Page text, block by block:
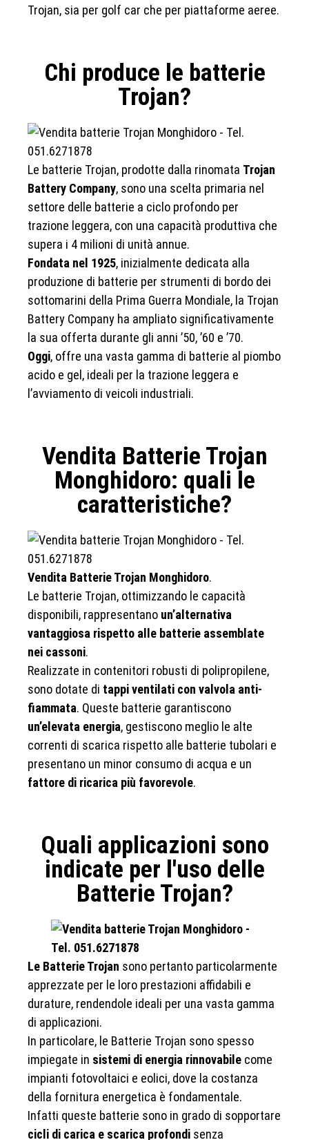
Trojan, sia per golf car che per piattaforme aeree.
Chi produce le batterie
Trojan?
Le batterie Trojan, prodotte dalla rinomata Trojan
Battery Company, sono una scelta primaria nel
settore delle batterie a ciclo profondo per
trazione leggera, con una capacità produttiva che
supera i 4 milioni di unità annue.
Fondata nel 1925, inizialmente dedicata alla
produzione di batterie per strumenti di bordo dei
sottomarini della Prima Guerra Mondiale, la Trojan
Battery Company ha ampliato significativamente
la sua offerta durante gli anni ’50, ’60 e ’70.
Oggi, offre una vasta gamma di batterie al piombo
acido e gel, ideali per la trazione leggera e
l’avviamento di veicoli industriali.
Vendita Batterie Trojan
Monghidoro: quali le
caratteristiche?
Vendita Batterie Trojan Monghidoro.
Le batterie Trojan, ottimizzando le capacità
disponibili, rappresentano un’alternativa
vantaggiosa rispetto alle batterie assemblate
nei cassoni.
Realizzate in contenitori robusti di polipropilene,
sono dotate di tappi ventilati con valvola anti-
fiammata. Queste batterie garantiscono
un’elevata energia, gestiscono meglio le alte
correnti di scarica rispetto alle batterie tubolari e
presentano un minor consumo di acqua e un
fattore di ricarica più favorevole.
Quali applicazioni sono
indicate per l'uso delle
Batterie Trojan?
Le Batterie Trojan sono pertanto particolarmente
apprezzate per le loro prestazioni affidabili e
durature, rendendole ideali per una vasta gamma
di applicazioni.
In particolare, le Batterie Trojan sono spesso
impiegate in sistemi di energia rinnovabile come
impianti fotovoltaici e eolici, dove la costanza
della fornitura energetica è fondamentale.
Infatti queste batterie sono in grado di sopportare
cicli di carica e scarica profondi senza